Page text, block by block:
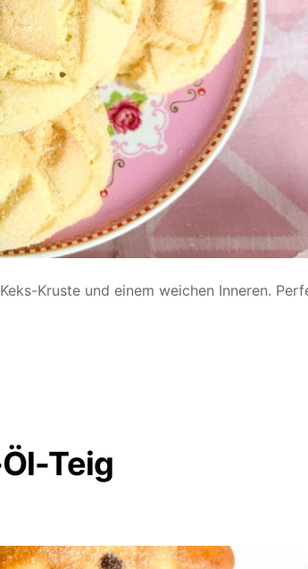
Kruste und einem weichen Inneren.
Teig